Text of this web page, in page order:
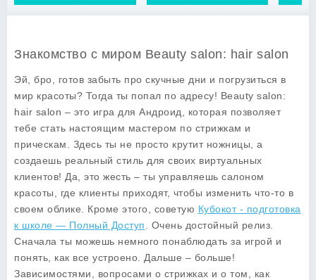
Знакомство с миром Beauty salon: hair salon
Эй, бро, готов забыть про скучные дни и погрузиться в
мир красоты? Тогда ты попал по адресу! Beauty salon:
hair salon – это игра для Андроид, которая позволяет
тебе стать настоящим мастером по стрижкам и
прическам. Здесь ты не просто крутит ножницы, а
создаешь реальный стиль для своих виртуальных
клиентов! Да, это жесть – ты управляешь салоном
красоты, где клиенты приходят, чтобы изменить что-то в
своем облике. Кроме этого, советую Кубокот - подготовка
к школе — Полный Доступ . Очень достойный релиз.
Сначала ты можешь немного понаблюдать за игрой и
понять, как все устроено. Дальше – больше!
Зависимостями, вопросами о стрижках и о том, как